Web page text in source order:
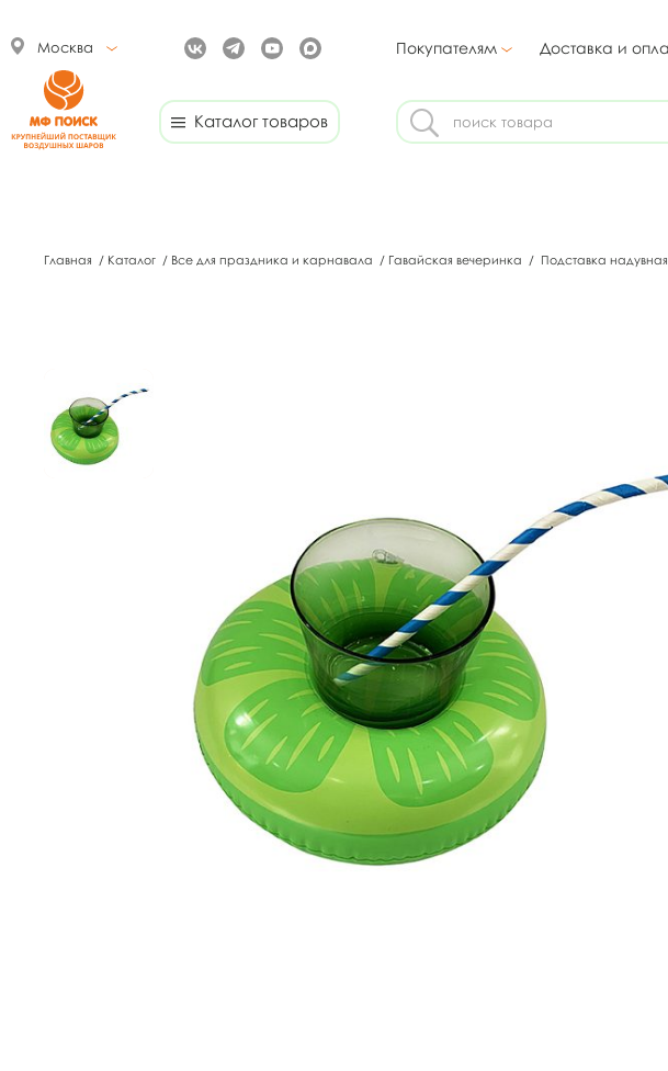
Москва Покупателям Доставка и
Каталог товаров
Главная / Каталог / Все для праздника и карнавала / Гавайская вечеринка / Подставка